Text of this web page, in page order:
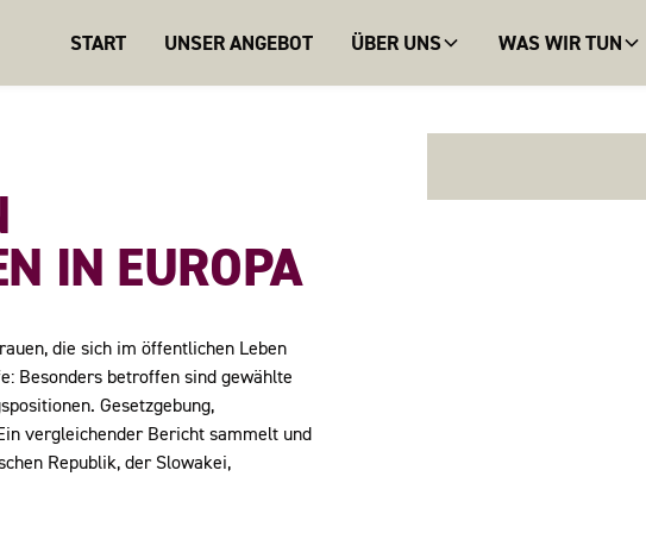
START UNSER ANGEBOT ÜBER UNS WAS WIR TUN
IN EUROPA
die sich im öffentlichen Leben
Besonders betroffen sind gewählte
Gesetzgebung,
vergleichender Bericht sammelt und
Republik, der Slowakei,